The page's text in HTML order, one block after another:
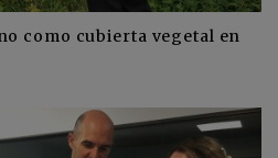
como cubierta vegetal en